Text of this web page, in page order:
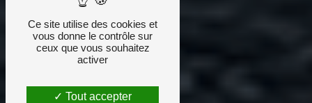
Ce site utilise des cookies et
vous donne le contrôle sur
ceux que vous souhaitez
activer
Tout accepter